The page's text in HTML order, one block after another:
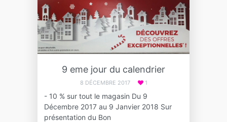
9 eme jour du calendrier
8 DÉCEMBRE 2017 1
- 10 % sur tout le magasin Du 9
Décembre 2017 au 9 Janvier 2018 Sur
présentation du Bon